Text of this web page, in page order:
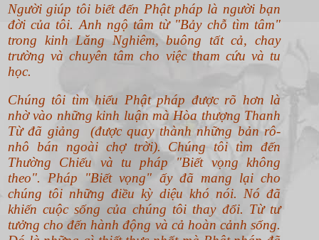
Người giúp tôi biết đến Phật pháp là người bạn
đời của tôi. Anh ngộ tâm từ "Bảy chỗ tìm tâm"
trong kinh Lăng Nghiêm, buông tất cả, chay
trường và chuyên tâm cho việc tham cứu và tu
học.
Chúng tôi tìm hiểu Phật pháp được rõ hơn là
nhờ vào những kinh luận mà Hòa thượng Thanh
Từ đã giảng (được quay thành những bản rô-
nhô bán ngoài chợ trời). Chúng tôi tìm đến
Thường Chiếu và tu pháp "Biết vọng không
theo". Pháp "Biết vọng" ấy đã mang lại cho
chúng tôi những điều kỳ diệu khó nói. Nó đã
khiến cuộc sống của chúng tôi thay đổi. Từ tư
tưởng cho đến hành động và cả hoàn cảnh sống.